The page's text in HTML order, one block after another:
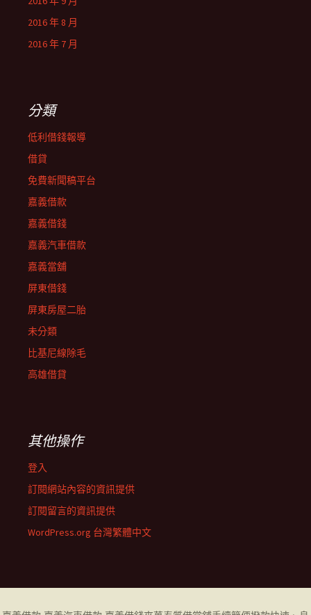
2016 年 8 月
2016 年 7 月
分類
低利借錢報導
借貸
免費新聞稿平台
嘉義借款
嘉義借錢
嘉義汽車借款
嘉義當舖
屏東借錢
屏東房屋二胎
未分類
比基尼線除毛
高雄借貸
其他操作
登入
訂閱網站內容的資訊提供
訂閱留言的資訊提供
WordPress.org 台灣繁體中文